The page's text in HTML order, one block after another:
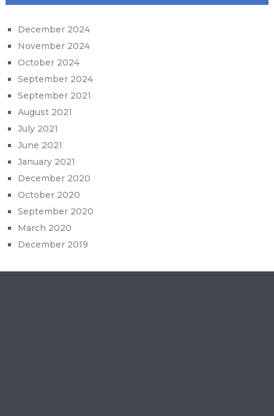
December 2024
November 2024
October 2024
September 2024
September 2021
August 2021
July 2021
June 2021
January 2021
December 2020
October 2020
September 2020
March 2020
December 2019